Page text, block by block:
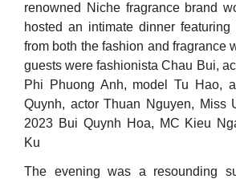
renowned Niche fragrance brand
hosted an intimate dinner
from both the fashion and fragrance
guests were fashionista Chau Bui,
Phi Phuong Anh, model Tu Hao,
Quynh, actor Thuan Nguyen, Miss
2023 Bui Quynh Hoa, MC Kieu
Ku
The evening was a resounding